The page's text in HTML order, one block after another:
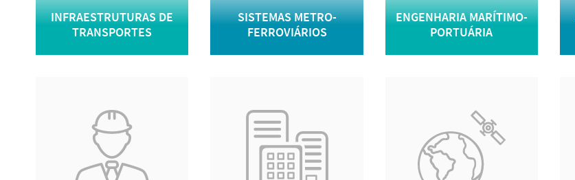
INFRAESTRUTURAS DE
TRANSPORTES
SISTEMAS METRO-
FERROVIÁRIOS
ENGENHARIA MARÍTIMO-
PORTUÁRIA